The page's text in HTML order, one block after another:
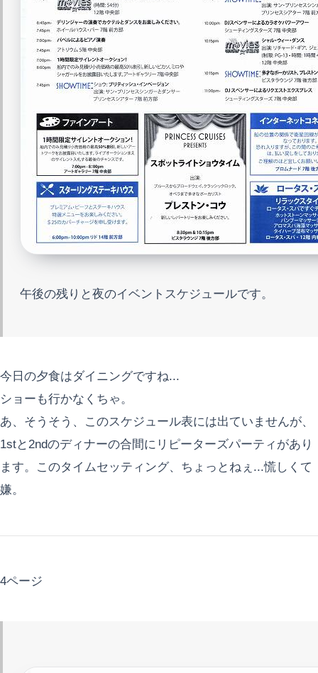
午後の残りと夜のイベントスケジュールです。
今日の夕食はダイニングですね...
ショーも行かなくちゃ。
あ、そうそう、このスケジュール表には出ていませんが、
1stと2ndのディナーの合間にリピーターズパーティがあり
ます。このタイムセッティング、ちょっとねぇ...慌しくて
嫌。
4ページ